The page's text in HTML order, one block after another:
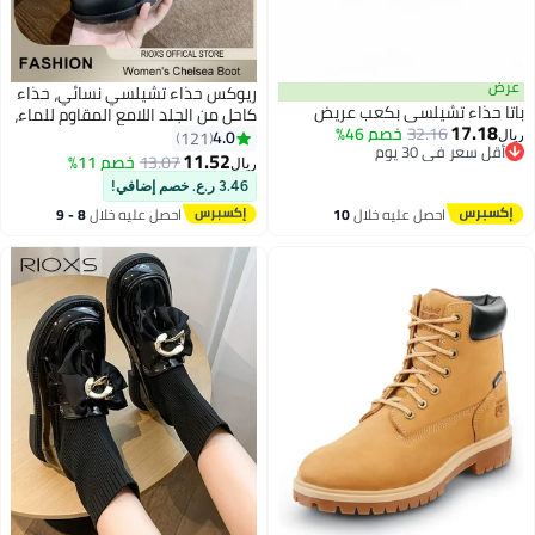
2
عرض
باتا حذاء تشيلسي بكعب عريض
ريال17.18
32.16خصم 46%
أقل سعر في 30 يوم
أقل سعر في 30 يوم
احصل عليه خلال10
11
ريوكس حذاء تشيلسي نسائي، حذاء
كاحل من الجلد اللامع المقاوم للماء،
حذاء مسطح خفيف الوزن ومرن
وعصري، حذاء كاحل للحديقة، حذاء
مطر مقاوم للانزلاق للسيدات، حذاء
أنيق وعصري، مناسب للصيد، وركوب
القوارب، والمزارع، والمشي
لمسافات طويلة، أسود
4.0
121
ريال11.52
13.07خصم 11%
3.46 ر.ع. خصم إضافي!
احصل عليه خلال 8 - 9